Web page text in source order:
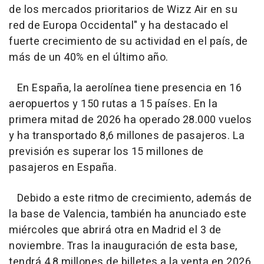
de los mercados prioritarios de Wizz Air en su
red de Europa Occidental" y ha destacado el
fuerte crecimiento de su actividad en el país, de
más de un 40% en el último año.
En España, la aerolínea tiene presencia en 16
aeropuertos y 150 rutas a 15 países. En la
primera mitad de 2026 ha operado 28.000 vuelos
y ha transportado 8,6 millones de pasajeros. La
previsión es superar los 15 millones de
pasajeros en España.
Debido a este ritmo de crecimiento, además de
la base de Valencia, también ha anunciado este
miércoles que abrirá otra en Madrid el 3 de
noviembre. Tras la inauguración de esta base,